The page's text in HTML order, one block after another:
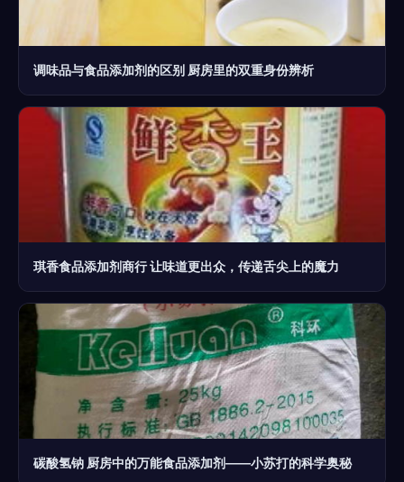
调味品与食品添加剂的区别 厨房里的双重身份辨析
琪香食品添加剂商行 让味道更出众，传递舌尖上的魔力
碳酸氢钠 厨房中的万能食品添加剂——小苏打的科学奥秘